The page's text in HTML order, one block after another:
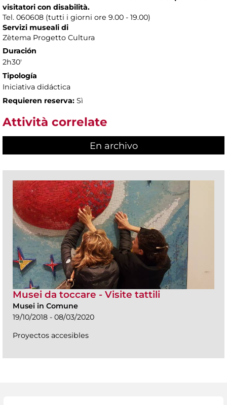
visitatori con disabilità.
Tel. 060608 (tutti i giorni ore 9.00 - 19.00)
Servizi museali di
Zètema Progetto Cultura
Duración
2h30'
Tipología
Iniciativa didáctica
Requieren reserva: Sì
Attività correlate
En archivo
Musei da toccare - Visite tattili
Musei in Comune
19/10/2018 - 08/03/2020
Proyectos accesibles